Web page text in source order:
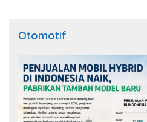
Otomotif